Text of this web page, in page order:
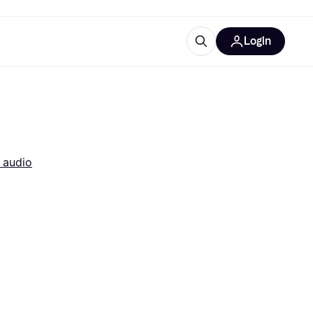
Login
audio